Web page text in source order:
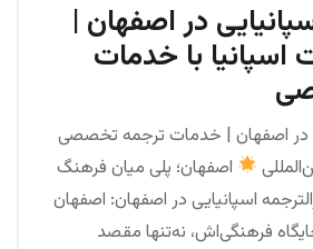
در اصفهان |
اسپانیا با خدمات
در اصفهان | خدمات ترجمه تخصصی
اصفهان؛ پلی میان فرهنگ
اسپانیایی در اصفهان: اصفهان
فرهنگی‌اش، نه‌تنها مقصد